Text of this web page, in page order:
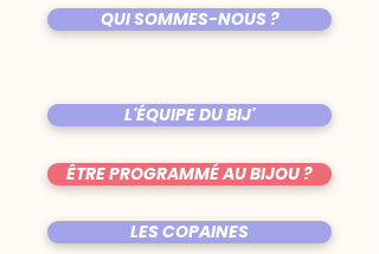
QUI SOMMES-NOUS ?
L'ÉQUIPE DU BIJ'
ÊTRE PROGRAMMÉ AU BIJOU ?
LES COPAINES